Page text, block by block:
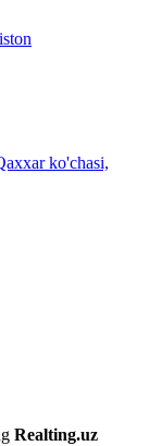
ko'chasi,
Realting.uz